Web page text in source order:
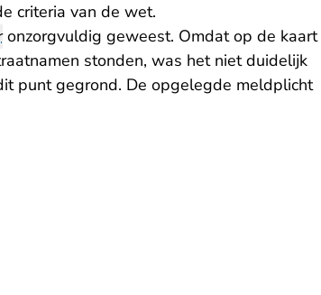
criteria van de wet.
onzorgvuldig geweest. Omdat op de kaart
stonden, was het niet duidelijk
punt gegrond. De opgelegde meldplicht